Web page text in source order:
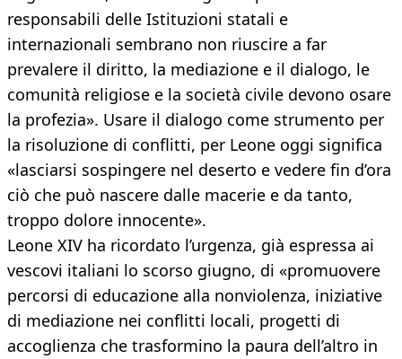
responsabili delle Istituzioni statali e
internazionali sembrano non riuscire a far
prevalere il diritto, la mediazione e il dialogo, le
comunità religiose e la società civile devono osare
la profezia». Usare il dialogo come strumento per
la risoluzione di conflitti, per Leone oggi significa
«lasciarsi sospingere nel deserto e vedere fin d’ora
ciò che può nascere dalle macerie e da tanto,
troppo dolore innocente».
Leone XIV ha ricordato l’urgenza, già espressa ai
vescovi italiani lo scorso giugno, di «promuovere
percorsi di educazione alla nonviolenza, iniziative
di mediazione nei conflitti locali, progetti di
accoglienza che trasformino la paura dell’altro in